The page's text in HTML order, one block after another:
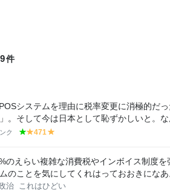
件
POSシステムを理由に税率変更に消極的だ
。そして今は日本として恥ずかしいと。
ク
g
e
e
n
y
lo
w
471
lo
w
のえらい複雑な消費税やインボイス制度
のことを気にしてくれはっておおきにな
治 これはひどい